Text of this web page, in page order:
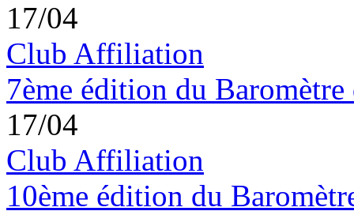
17/04
Club Affiliation
7ème édition du Baromètre
17/04
Club Affiliation
10ème édition du